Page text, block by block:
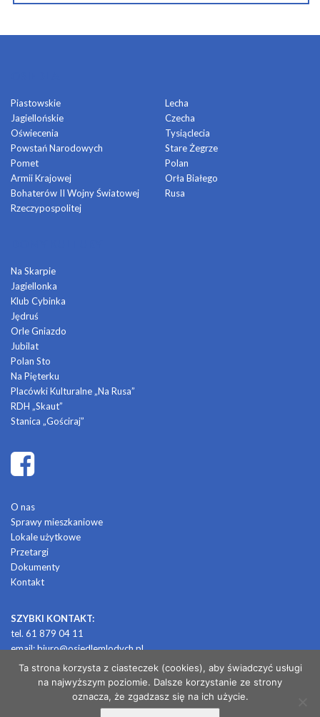
Piastowskie
Jagiellońskie
Oświecenia
Powstań Narodowych
Pomet
Armii Krajowej
Bohaterów II Wojny Światowej
Rzeczypospolitej
Lecha
Czecha
Tysiąclecia
Stare Żegrze
Polan
Orła Białego
Rusa
Na Skarpie
Jagiellonka
Klub Cybinka
Jędruś
Orle Gniazdo
Jubilat
Polan Sto
Na Pięterku
Placówki Kulturalne „Na Rusa”
RDH „Skaut”
Stanica „Gościraj”
O nas
Sprawy mieszkaniowe
Lokale użytkowe
Przetargi
Dokumenty
Kontakt
SZYBKI KONTAKT:
tel. 61 879 04 11
email:biuro@osiedlemlodych.pl
© 2026 OSIEDLE MŁODYCH
Ta strona korzysta z ciasteczek (cookies), aby świadczyć usługi
na najwyższym poziomie. Dalsze korzystanie ze strony
oznacza, że zgadzasz się na ich użycie.